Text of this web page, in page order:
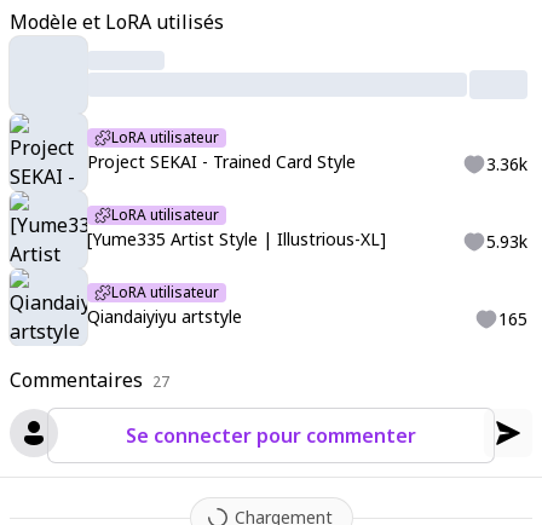
Commentaires 27
Se connecter pour commenter
Chargement
eek form. The scene blends soft pastel tones with vibrant col
creating a masterpiece of dynamic composition and ultra
-detailed rendering.
Modèle et LoRA utilisés
LoRA utilisateur
Project SEKAI - Trained Card Style 3.36k
LoRA utilisateur
[Yume335 Artist Style | Illustrious-XL] 5.93k
LoRA utilisateur
Qiandaiyiyu artstyle 165